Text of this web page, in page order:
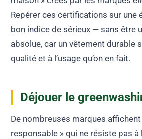
Repérer ces certifications sur une
bon indice de sérieux — sans être
absolue, car un vêtement durable
qualité et à l’usage qu’on en fait.
Déjouer le
De nombreuses marques
responsable » qui ne résiste pas à